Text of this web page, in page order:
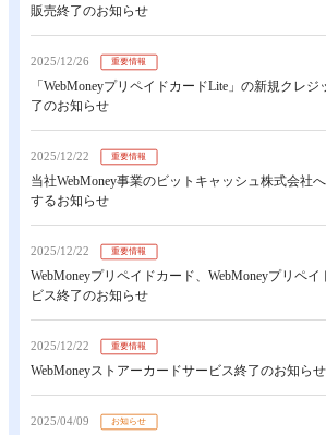
販売終了のお知らせ
2025/12/26 重要情報
「WebMoneyプリペイドカードLite」の新規クレ
了のお知らせ
2025/12/22 重要情報
当社WebMoney事業のビットキャッシュ株式会社
するお知らせ
2025/12/22 重要情報
WebMoneyプリペイドカード、WebMoneyプリペ
ビス終了のお知らせ
2025/12/22 重要情報
WebMoneyストアーカードサービス終了のお知らせ
2025/04/09 お知らせ